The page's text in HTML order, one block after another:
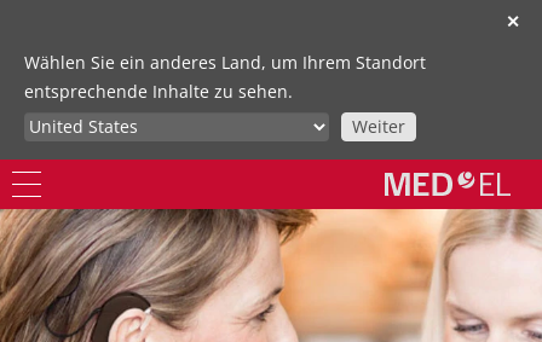
✕
Wählen Sie ein anderes Land, um Ihrem Standort
entsprechende Inhalte zu sehen.
Weiter